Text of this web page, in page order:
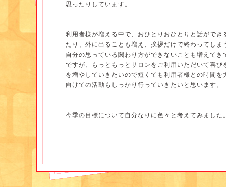
サロン 管理栄養士 兼 介護職員
思ったりしています。
利用者様が増える中で、おひとりおひとりと話ができ
たり、外に出ることも増え、挨拶だけで終わってしま
自分の思っている関わり方ができないことも増えてき
ですが、もっともっとサロンをご利用いただいて喜び
を増やしていきたいので短くても利用者様との時間を
向けての活動もしっかり行っていきたいと思います。
今季の目標について自分なりに色々と考えてみました
やコミュニケーションがより深くできるようになって
しながらイライラを抑えつつ娘の成長を見守りたいで